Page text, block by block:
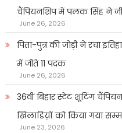
चैंपियनशिप में पलक सिंह ने
June 26, 2026
पिता-पुत्र की जोड़ी ने रचा
में जीते 11 पदक
June 26, 2026
36वीं बिहार स्टेट शूटिंग
खिलाडिय़ों को किया गया
June 23, 2026